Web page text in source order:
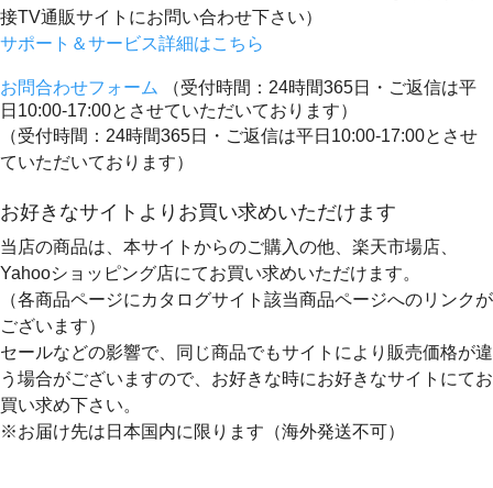
接TV通販サイトにお問い合わせ下さい）
サポート＆サービス詳細はこちら
お問合わせフォーム
（受付時間：24時間365日・ご返信は平
日10:00-17:00とさせていただいております）
（受付時間：24時間365日・ご返信は平日10:00-17:00とさせ
ていただいております）
お好きなサイトよりお買い求めいただけます
当店の商品は、本サイトからのご購入の他、楽天市場店、
Yahooショッピング店にてお買い求めいただけます。
（各商品ページにカタログサイト該当商品ページへのリンクが
ございます）
セールなどの影響で、同じ商品でもサイトにより販売価格が違
う場合がございますので、お好きな時にお好きなサイトにてお
買い求め下さい。
※お届け先は日本国内に限ります（海外発送不可）